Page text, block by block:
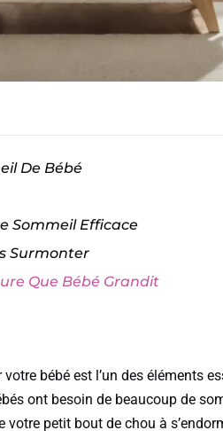
De Bébé
Sommeil Efficace
Surmonter
Que Bébé Grandit
bébé est l’un des éléments
ont besoin de beaucoup de
votre petit bout de chou à